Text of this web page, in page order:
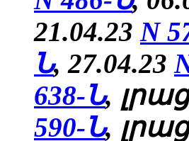
21.04.23 N
Ն, 27.04.23
638-Ն,
590-Ն,